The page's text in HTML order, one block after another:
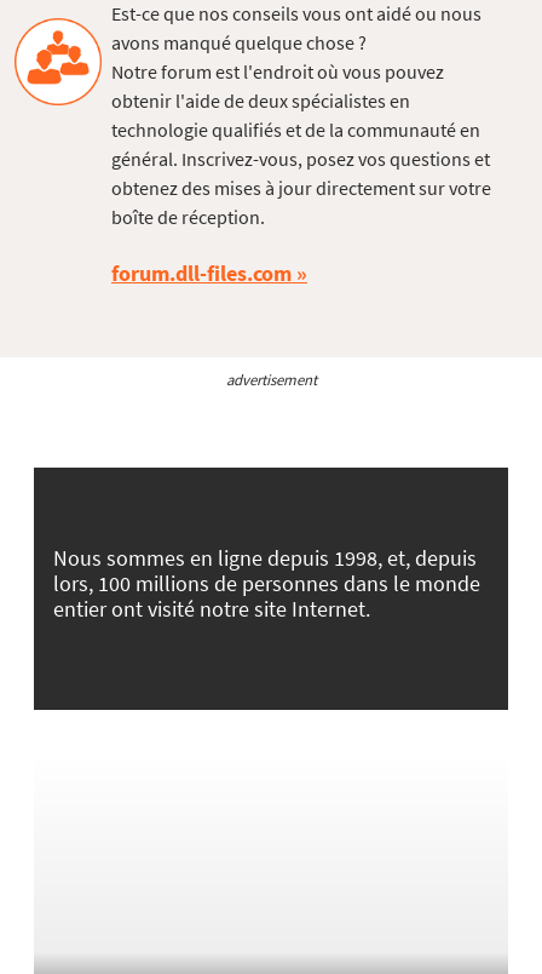
Est-ce que nos conseils vous ont aidé ou nous
avons manqué quelque chose ?
Notre forum est l'endroit où vous pouvez
obtenir l'aide de deux spécialistes en
technologie qualifiés et de la communauté en
général. Inscrivez-vous, posez vos questions et
obtenez des mises à jour directement sur votre
boîte de réception.
forum.dll-files.com
advertisement
Nous sommes en ligne depuis 1998, et, depuis
lors, 100 millions de personnes dans le monde
entier ont visité notre site Internet.